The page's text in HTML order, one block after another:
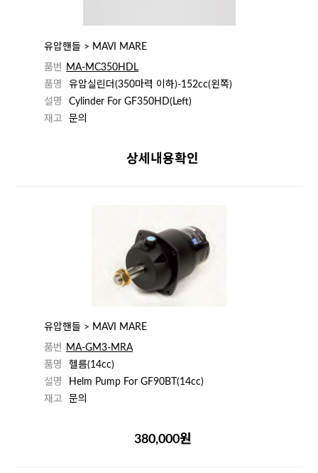
유압핸들 > MAVI MARE
품번
MA-MC350HDL
품명
유압실린더(350마력 이하)-152cc(왼쪽)
설명
Cylinder For GF350HD(Left)
재고
문의
상세내용확인
유압핸들 > MAVI MARE
품번
MA-GM3-MRA
품명
헬름(14cc)
설명
Helm Pump For GF90BT(14cc)
재고
문의
380,000원